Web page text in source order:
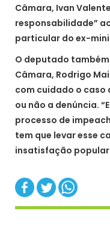
Câmara, Ivan
responsabilidade”
particular do ex-
O deputado
Câmara, Rodrigo
com cuidado o caso
ou não a denúncia.
processo de
tem que levar esse
insatisfação popular